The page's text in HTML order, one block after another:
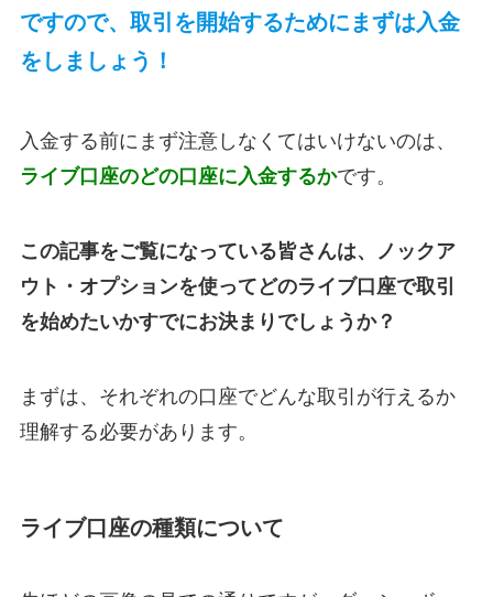
ですので、取引を開始するためにまずは入金
をしましょう！
入金する前にまず注意しなくてはいけないのは、
ライブ口座のどの口座に入金するかです。
この記事をご覧になっている皆さんは、ノックア
ウト・オプションを使ってどのライブ口座で取引
を始めたいかすでにお決まりでしょうか？
まずは、それぞれの口座でどんな取引が行えるか
理解する必要があります。
ライブ口座の種類について